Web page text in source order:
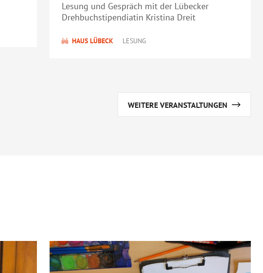
Lesung und Gespräch mit der Lübecker
Drehbuchstipendiatin Kristina Dreit
HAUS LÜBECK LESUNG
WEITERE VERANSTALTUNGEN